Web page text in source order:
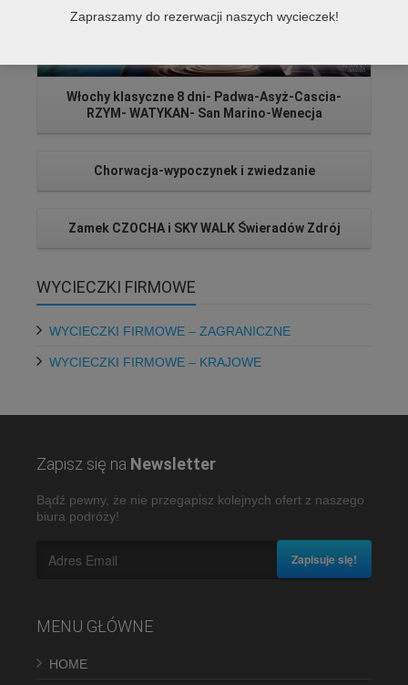
Włochy klasyczne 8 dni- Padwa-Asyż-Cascia-
RZYM- WATYKAN- San Marino-Wenecja
Chorwacja-wypoczynek i zwiedzanie
Zamek CZOCHA i SKY WALK Świeradów Zdrój
WYCIECZKI FIRMOWE
WYCIECZKI FIRMOWE – ZAGRANICZNE
WYCIECZKI FIRMOWE – KRAJOWE
Zapisz się na Newsletter
Bądź pewny, że nie przegapisz kolejnych ofert z naszego
biura podróży!
Zapisuje się!
MENU GŁÓWNE
HOME
Zapraszamy do rezerwacji naszych wycieczek!